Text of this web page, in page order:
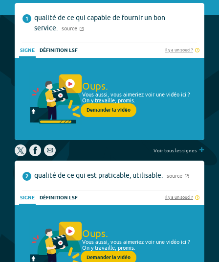
1
qualité de ce qui capable de fournir un bon
service.
source
SIGNE DÉFINITION LSF Il y a un souci ?
Oups.
Vous aussi, vous aimeriez voir une vidéo ici ?
On y travaille, promis.
Demander la vidéo
Voir tous les signes +
2 qualité de ce qui est praticable, utilisable. source
SIGNE DÉFINITION LSF Il y a un souci ?
Oups.
Vous aussi, vous aimeriez voir une vidéo ici ?
On y travaille, promis.
Demander la vidéo